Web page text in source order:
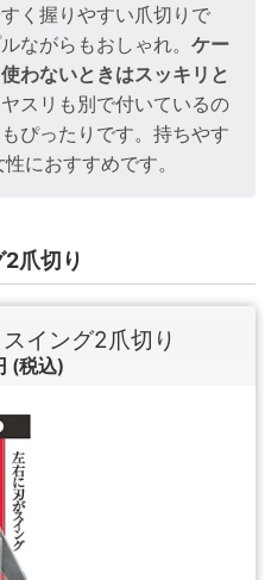
く握りやすい爪切りで
ながらもおしゃれ。ケー
わないときはスッキリと
スリも別で付いているの
ぴったりです。持ちやす
におすすめです。
爪切り
イング2爪切り
(税込)